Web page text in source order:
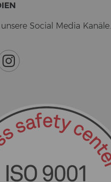
So­cial Media Ka­nä­le.